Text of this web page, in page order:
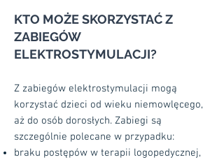
KTO MOŻE SKORZYSTAĆ Z
ZABIEGÓW
ELEKTROSTYMULACJI?
Z zabiegów elektrostymulacji mogą
korzystać dzieci od wieku niemowlęcego,
aż do osób dorosłych. Zabiegi są
szczególnie polecane w przypadku:
braku postępów w terapii logopedycznej,